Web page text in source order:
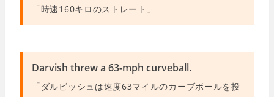
「時速160キロのストレート」
Darvish threw a 63-mph curveball.
「ダルビッシュは速度63マイルのカーブボールを投